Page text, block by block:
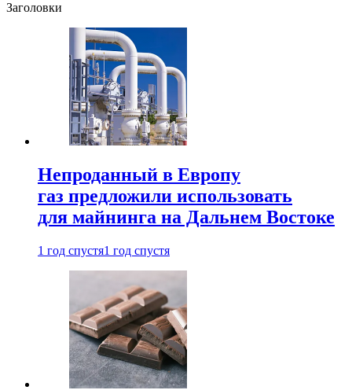
Заголовки
Непроданный в Европу
газ предложили использовать
для майнинга на Дальнем Востоке
1 год спустя1 год спустя